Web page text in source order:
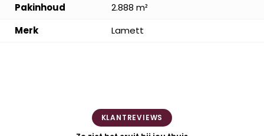
Pakinhoud
2.888 m²
Merk
Lamett
KLANTREVIEWS